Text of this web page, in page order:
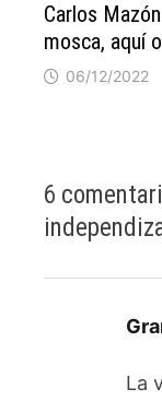
Carlos
mosca, aquí
06/12/2022
6
La